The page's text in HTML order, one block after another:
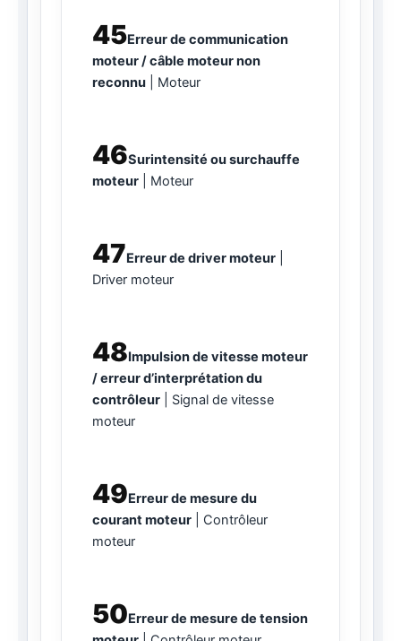
45Erreur de communication
moteur / câble moteur non
reconnu
Moteur
46Surintensité ou surchauffe
moteur
Moteur
47Erreur de driver moteur
Driver moteur
48Impulsion de vitesse moteur
/ erreur d’interprétation du
contrôleur
Signal de vitesse
moteur
49Erreur de mesure du
courant moteur
Contrôleur
moteur
50Erreur de mesure de tension